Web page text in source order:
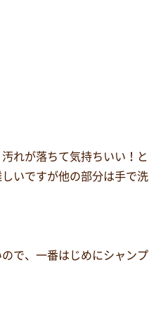
れが落ちて気持ちいい！と
いですが他の部分は手で洗
で、一番はじめにシャンプ